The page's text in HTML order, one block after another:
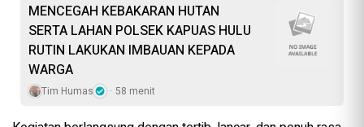
MENCEGAH KEBAKARAN HUTAN
SERTA LAHAN POLSEK KAPUAS HULU
RUTIN LAKUKAN IMBAUAN KEPADA
WARGA
Tim Humas 58 menit